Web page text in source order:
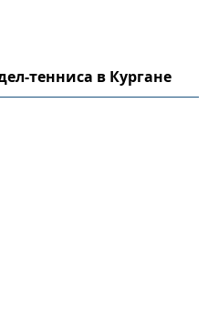
тенниса в Кургане